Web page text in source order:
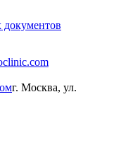
документов
г. Москва, ул.